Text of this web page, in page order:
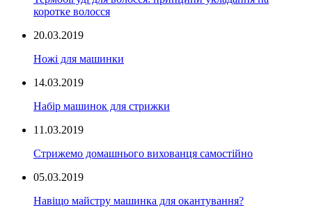
коротке волосся
20.03.2019
Ножі для машинки
14.03.2019
Набір машинок для стрижки
11.03.2019
Стрижемо домашнього вихованця самостійно
05.03.2019
Навіщо майстру машинка для окантування?